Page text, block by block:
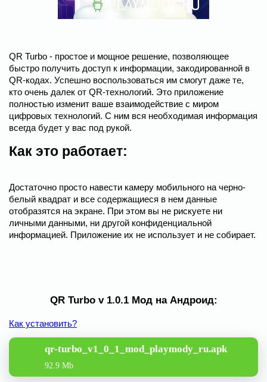
QR Turbo - простое и мощное решение, позволяющее
быстро получить доступ к информации, закодированной в
QR-кодах. Успешно воспользоваться им смогут даже те,
кто очень далек от QR-технологий. Это приложение
полностью изменит ваше взаимодействие с миром
цифровых технологий. С ним вся необходимая информация
всегда будет у вас под рукой.
Как это работает:
Достаточно просто навести камеру мобильного на черно-
белый квадрат и все содержащиеся в нем данные
отобразятся на экране. При этом вы не рискуете ни
личными данными, ни другой конфиденциальной
информацией. Приложение их не использует и не собирает.
QR Turbo v 1.0.1 Мод на Андроид:
Как установить?
qr-turbo_v1_0_1_mod_playmody_ru.apk
92.9 Mb